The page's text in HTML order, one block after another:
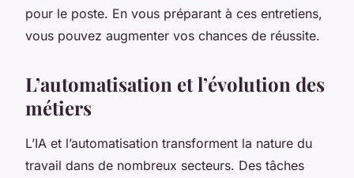
pour le poste. En vous préparant à ces entretiens,
vous pouvez augmenter vos chances de réussite.
L’automatisation et l’évolution des
métiers
L’IA et l’automatisation transforment la nature du
travail dans de nombreux secteurs. Des tâches